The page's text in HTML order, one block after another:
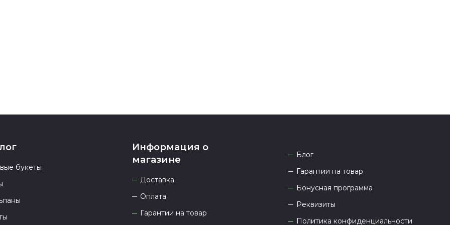
букеты
Информация о
магазине
Доставка
Оплата
Гарантии на товар
Блог
Гарантии на товар
Бонусная программа
Реквизиты
Политика конфиденциальности